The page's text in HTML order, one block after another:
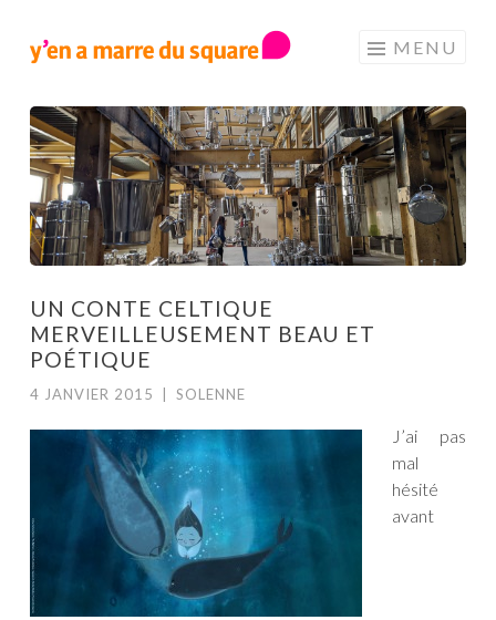
Aller au contenu principal MENU
UN CONTE CELTIQUE
MERVEILLEUSEMENT BEAU ET
POÉTIQUE
4 JANVIER 2015 SOLENNE
J’ai pas
mal
hésité
avant